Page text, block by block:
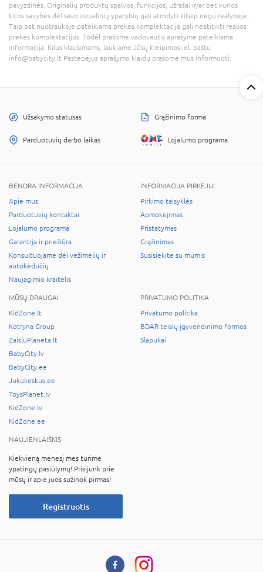
pavyzdinės. Originalių produktų spalvos, funkcijos, užrašai ir/ar bet kurios
kitos savybės dėl savo vizualinių ypatybių gali atrodyti kitaip negu realybėje.
Taip pat nuotraukoje pateikiama prekės komplektacija gali neatitikti realios
prekės komplektacijos. Todėl prašome vadovautis aprašyme pateikiama
informacija. Kilus klausimams, laukiame Jūsų kreipimosi el. paštu
info@babycity.lt Pastebėjus aprašymo klaidų prašome mus informuoti.
Užsakymo statusas Grąžinimo forma
Parduotuvių darbo laikas Lojalumo programa
BENDRA INFORMACIJA
Apie mus
Parduotuvių kontaktai
Lojalumo programa
Garantija ir priežiūra
Konsultuojame dėl vežimėlių ir
autokėdučių
Naujagimio kraitelis
INFORMACIJA PIRKĖJUI
Pirkimo taisyklės
Apmokėjimas
Pristatymas
Grąžinimas
Susisiekite su mumis
MŪSŲ DRAUGAI
KidZone.lt
Kotryna Group
ZaisluPlaneta.lt
BabyCity.lv
BabyCity.ee
Jukukeskus.ee
ToysPlanet.lv
KidZone.lv
KidZone.ee
PRIVATUMO POLITIKA
Privatumo politika
BDAR teisių įgyvendinimo formos
Slapukai
NAUJIENLAIŠKIS
Kiekvieną mėnesį mes turime
ypatingų pasiūlymų! Prisijunk prie
mūsų ir apie juos sužinok pirmas!
Registruotis